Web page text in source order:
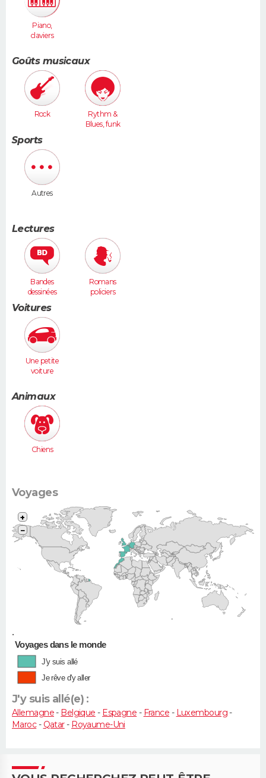
Piano,
claviers
Goûts musicaux
Rock
Rythm &
Blues, funk
Sports
Autres
Lectures
Bandes
dessinées
Romans
policiers
Voitures
Une petite
voiture
Clio, 206...)
Animaux
Chiens
Voyages
•
+
−
Voyages dans le monde
J'y suis allé
Je rêve d'y aller
J'y suis allé(e) :
Allemagne- Belgique - Espagne - France - Luxembourg-
Maroc- Qatar- Royaume-Uni